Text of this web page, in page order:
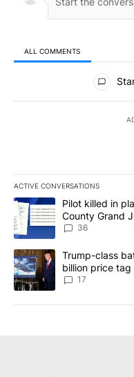
ALL COMMENTS
All Comments
ACTIVE CONVERSATIONS
The following is a list of
A trending article titled
Pilot killed in
County Grand
dismissed
36
A trending article titled
Trump-class
billion price tag
17